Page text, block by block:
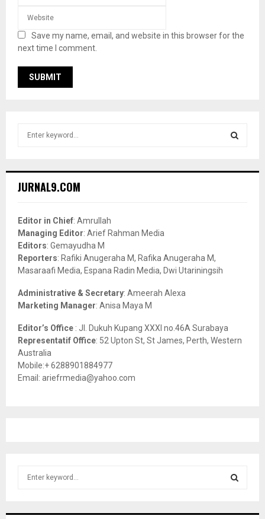
Save my name, email, and website in this browser for the
next time I comment.
h
o
r
:
JURNAL9.COM
Editor in Chief: Amrullah
Managing Editor: Arief Rahman Media
Editors: Gemayudha M
Reporters: Rafiki Anugeraha M, Rafika Anugeraha M,
Masaraafi Media, Espana Radin Media, Dwi Utariningsih
Administrative & Secretary: Ameerah Alexa
Marketing Manager: Anisa Maya M
Editor’s Office : Jl. Dukuh Kupang XXXI no.46A Surabaya
Representatif Office: 52 Upton St, St James, Perth, Western
Australia
Mobile:+ 6288901884977
Email: ariefrmedia@yahoo.com